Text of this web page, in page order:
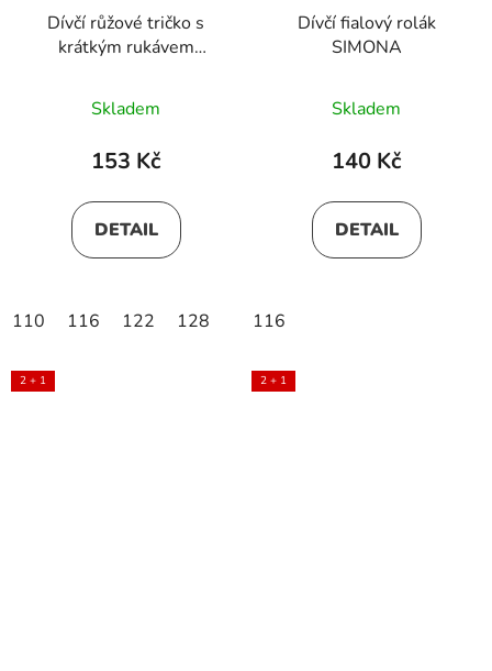
Dívčí růžové tričko s
krátkým rukávem
Skladem
153 Kč
DETAIL
110 116 122 128
Dívčí fialový rolák
SIMONA
Skladem
140 Kč
DETAIL
116
2 + 1 2 + 1